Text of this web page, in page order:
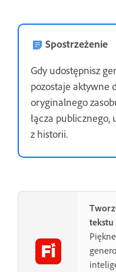
Spostrzeżenie
Gdy udostępnisz
pozostaje aktywne
oryginalnego
łącza
z historii.